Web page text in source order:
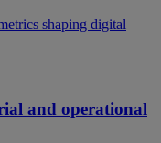
shaping digital
and operational